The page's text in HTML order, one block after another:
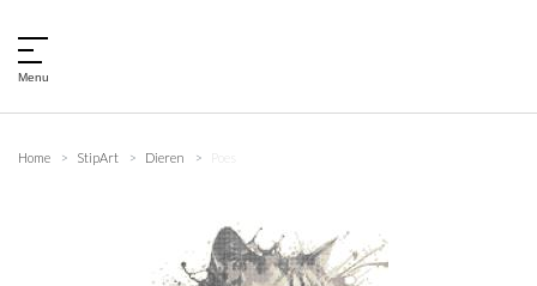
Menu
Home StipArt Dieren